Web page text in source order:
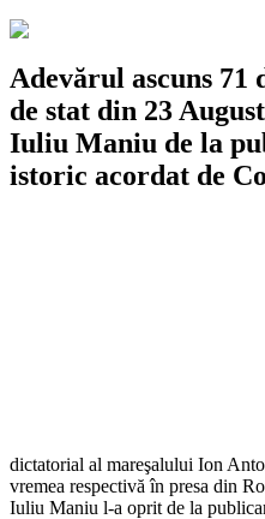
Adevărul ascuns 71
de stat din 23
Iuliu Maniu de la
istoric acordat de
dictatorial al mareşalului Ion
vremea respectivă în presa din
Iuliu Maniu l-a oprit de la